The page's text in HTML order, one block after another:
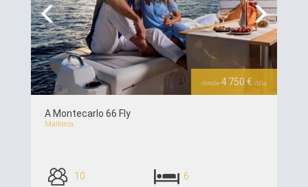
Previous Next
desde 4 750 € /día
A Montecarlo 66 Fly
Mallorca
10 6